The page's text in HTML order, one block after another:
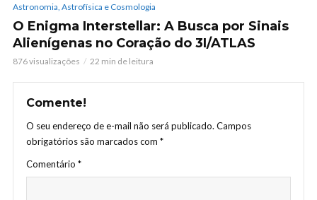
Astronomia, Astrofísica e Cosmologia
O Enigma Interstellar: A Busca por Sinais
Alienígenas no Coração do 3I/ATLAS
876 visualizações 22 min de leitura
Comente!
O seu endereço de e-mail não será publicado. Campos
obrigatórios são marcados com *
Comentário *